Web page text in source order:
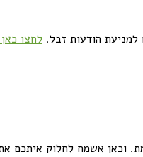
הודעות זבל. לחצו
וכאן אשמח לחלוק איתכם